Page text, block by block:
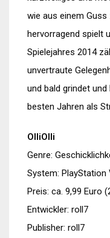
wie aus einem
hervorragend spielt
Spielejahres 2014
unvertraute
und bald grindet
besten Jahren als
OlliOlli
Genre:
System: PlayStation
Preis: ca. 9,99 Euro
Entwickler: roll7
Publisher: roll7